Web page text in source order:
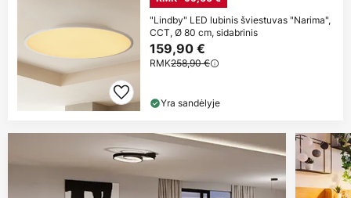
"Lindby" LED lubinis šviestuvas "Narima",
CCT, Ø 80 cm, sidabrinis
159,90 €
RMK258,90 €
Yra sandėlyje